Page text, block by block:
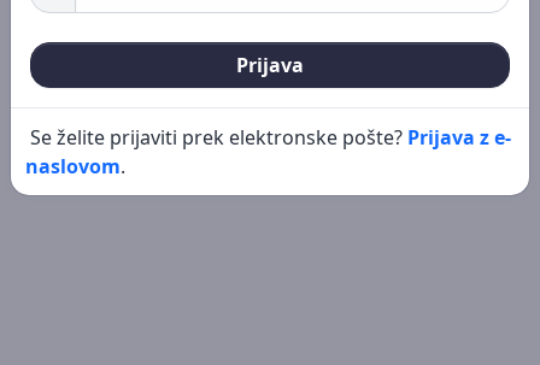
Prijava
Se želite prijaviti prek elektronske pošte? Prijava z e-
naslovom.